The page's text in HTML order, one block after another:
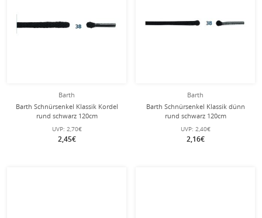
Barth
Barth Schnürsenkel Klassik Kordel
rund schwarz 120cm
UVP: 2,70€
2,45€
Barth
Barth Schnürsenkel Klassik dünn
rund schwarz 120cm
UVP: 2,40€
2,16€